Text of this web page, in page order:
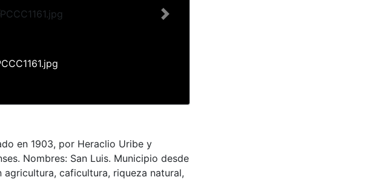
Next
en 1903, por Heraclio Uribe y
Nombres: San Luis. Municipio desde
agricultura, caficultura, riqueza natural,